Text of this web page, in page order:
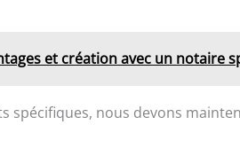
et création avec un notaire
spécifiques, nous devons